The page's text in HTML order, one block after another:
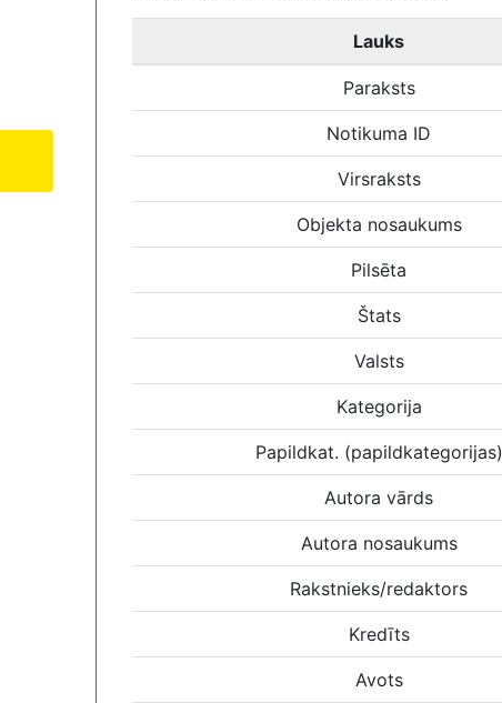
Lauks
Paraksts
Notikuma ID
Virsraksts
Objekta nosaukums
Pilsēta
Štats
Valsts
Kategorija
Papildkat. (papildkategorijas)
Autora vārds
Autora nosaukums
Rakstnieks/redaktors
Kredīts
Avots